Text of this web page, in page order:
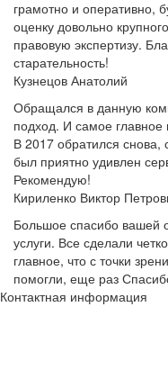
грамотно и оперативно,
оценку довольно
правовую экспертизу.
старательность!
Кузнецов Анатолий
Обращался в данную
подход. И самое
В 2017 обратился снова,
был приятно удивлен
Рекомендую!
Кириленко Виктор
Большое спасибо вашей
услуги. Все сделали
главное, что с точки
помогли, еще раз
Контактная информация